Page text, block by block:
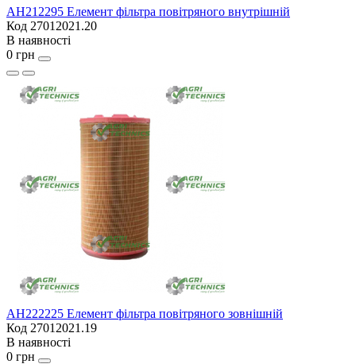
AH212295 Елемент фільтра повітряного внутрішній
Код 27012021.20
В наявності
0 грн
AH222225 Елемент фільтра повітряного зовнішній
Код 27012021.19
В наявності
0 грн